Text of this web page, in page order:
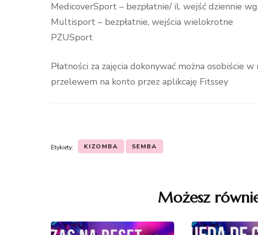
MedicoverSport – bezpłatnie/ il. wejść dziennie
Multisport – bezpłatnie, wejścia wielokrotne
PZUSport
Płatności za zajęcia dokonywać można osobiście
przelewem na konto przez aplikcaję Fitssey
Etykiety: KIZOMBA SEMBA
Możesz